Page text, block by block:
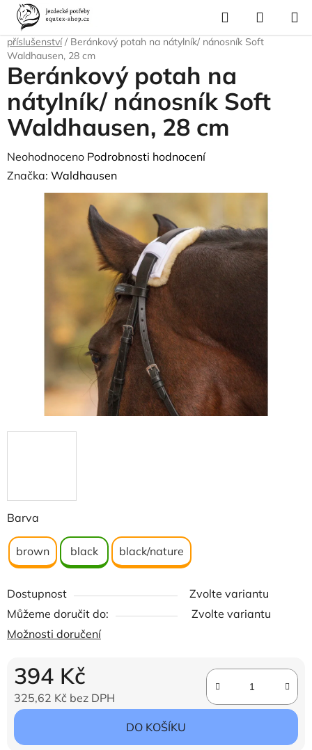
Přejít
obsah
Hledat
KOŠÍK
Domů
Pro koně
příslušenství / Beránkový potah na nátylník/ nánosník Soft
Waldhausen, 28 cm
Barva
brown black black/nature
Dostupnost
Zvolte variantu
Můžeme doručit do:
Zvolte variantu
Možnosti doručení
394 Kč
325,62 Kč bez DPH
Měrná cena:
DO KOŠÍKU
Beránkový potah na
nátylník/ nánosník Soft
Waldhausen, 28 cm
Průměrné
hodnocení
produktu
Neohodnoceno Podrobnosti hodnocení
Značka: Waldhausen